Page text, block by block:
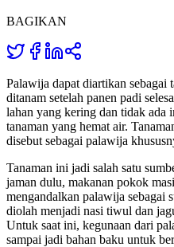
BAGIKAN
Palawija dapat diartikan sebagai
ditanam setelah panen padi
lahan yang kering dan tidak ada
tanaman yang hemat air.
disebut sebagai palawija
Tanaman ini jadi salah satu
jaman dulu, makanan pokok
mengandalkan palawija sebagai
diolah menjadi nasi tiwul dan
Untuk saat ini, kegunaan dari
sampai jadi bahan baku untuk